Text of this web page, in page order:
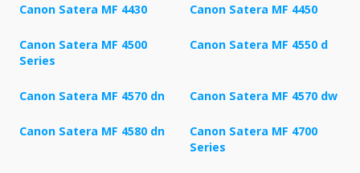
Canon Satera MF 4430 Canon Satera MF 4450
Canon Satera MF 4500
Series
Canon Satera MF 4550 d
Canon Satera MF 4570 dn Canon Satera MF 4570 dw
Canon Satera MF 4580 dn
Canon Satera MF 4700
Series